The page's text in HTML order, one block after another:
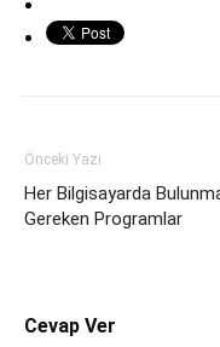
Önceki Yazı
Her Bilgisayarda
Gereken Programlar
Cevap Ver